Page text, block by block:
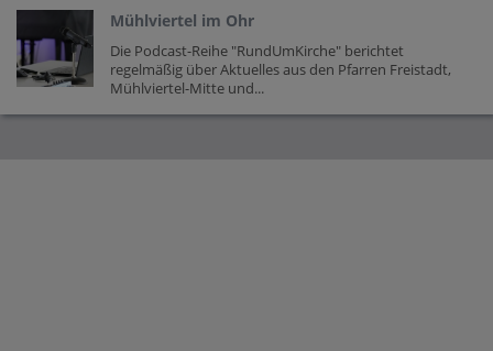
Mühlviertel im Ohr
Die Podcast-Reihe "RundUmKirche" berichtet
regelmäßig über Aktuelles aus den Pfarren Freistadt,
Mühlviertel-Mitte und...